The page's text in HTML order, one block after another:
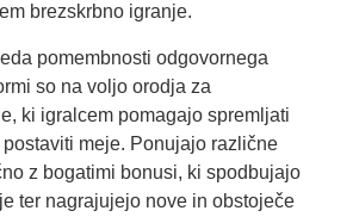
brezskrbno igranje.
pomembnosti odgovornega
so na voljo orodja za
ki igralcem pomagajo spremljati
meje. Ponujajo različne
z bogatimi bonusi, ki spodbujajo
ter nagrajujejo nove in obstoječe